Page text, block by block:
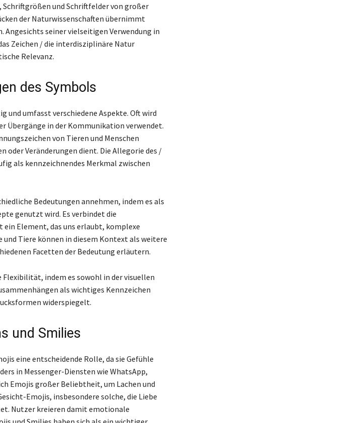
und Schriftfelder von großer
der Naturwissenschaften übernimmt
Angesichts seiner vielseitigen Verwendung in
Zeichen / die interdisziplinäre Natur
Relevanz.
des Symbols
und umfasst verschiedene Aspekte. Oft wird
Übergänge in der Kommunikation verwendet.
von Tieren und Menschen
oder Veränderungen dient. Die Allegorie des /
als kennzeichnendes Merkmal zwischen
Bedeutungen annehmen, indem es als
genutzt wird. Es verbindet die
Element, das uns erlaubt, komplexe
und Tiere können in diesem Kontext als weitere
Facetten der Bedeutung erläutern.
indem es sowohl in der visuellen
als wichtiges Kennzeichen
widerspiegelt.
und Smilies
eine entscheidende Rolle, da sie Gefühle
in Messenger-Diensten wie WhatsApp,
Emojis großer Beliebtheit, um Lachen und
Emojis, insbesondere solche, die Liebe
Nutzer kreieren damit emotionale